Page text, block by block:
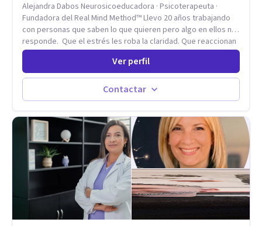
infancia y reestructuración cognitiva profunda, permitiendo
transformar patrones, emociones y decisiones desde su
origen. Si buscas un proceso superficial, este no es el lugar.
Pero si estás listo(a) para comprender, sanar y transformar la
raíz de lo que te ocurre, la Dra. Sandra Milena Jiménez Duque
es una de las mejores opciones para acompañarte. Porque
cuando sanas tu mundo interno, cambias tu forma de pensar,
Alejandra Dabos Neurosicoeducadora · Psicoterapeuta ·
Fundadora del Real Mind Method™ Llevo 20 años trabajando
con personas que saben lo que quieren pero algo en ellos no
responde. Que el estrés les roba la claridad. Que reaccionan
antes de pensar y después se arrepienten. Que las
relaciones importantes se desgastan sin poder detenerlo. Mi
enfoque combina la neurociencia del comportamiento con la
psicoterapia de profundidad. No trabajo sobre los síntomas.
Trabajo sobre el sistema nervioso — el mecanismo que
vida. El resultado no es sentirse "mejor" por un rato. Es que el
patrón cambie.
Ver perfil
Contactar